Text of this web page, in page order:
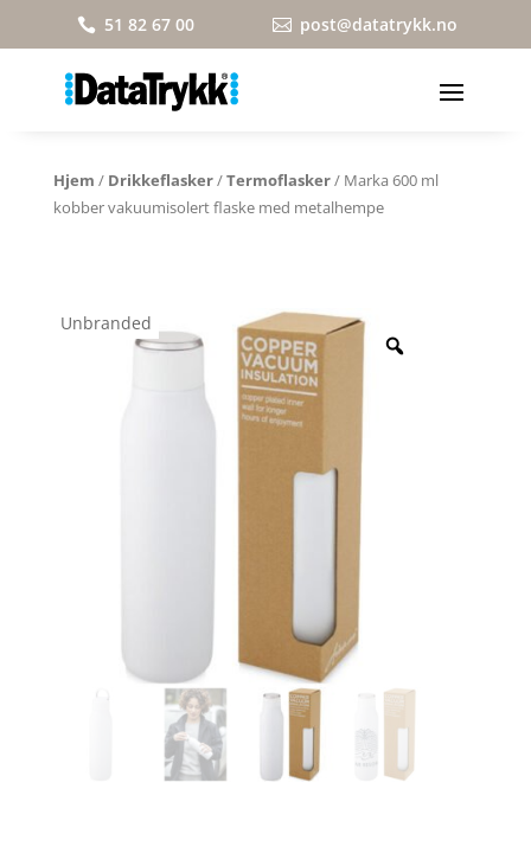
 51 82 67 00  post@datatrykk.no
Hjem / Drikkeflasker/Termoflasker/ Marka 600 ml
kobber vakuumisolert flaske med metalhempe
Unbranded